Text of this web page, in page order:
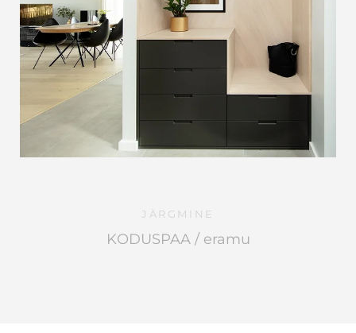
JÄRGMINE
KODUSPAA / eramu